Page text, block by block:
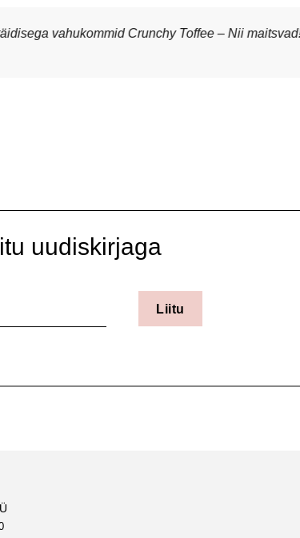
vahukommid Crunchy Toffee – Nii maitsvad!
uudiskirjaga
Liitu